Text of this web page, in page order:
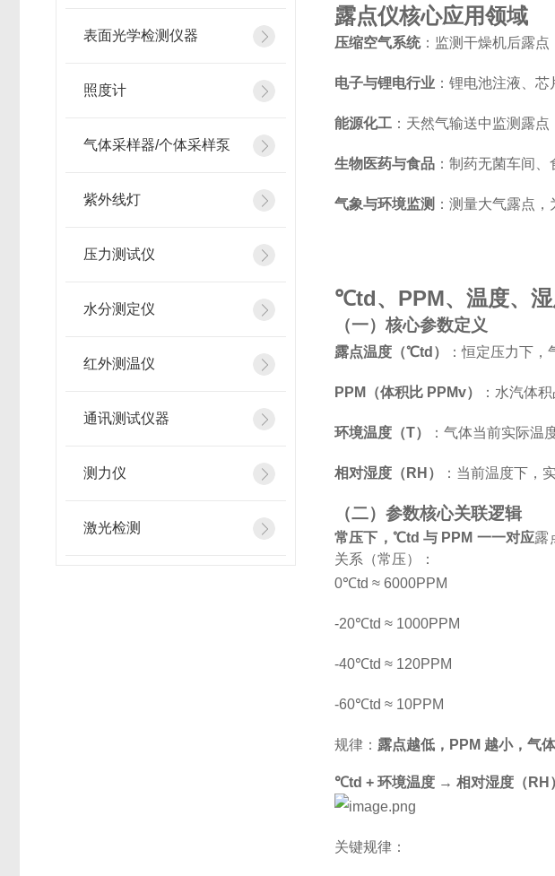
表面光学检测仪器
照度计
气体采样器/个体采样泵
紫外线灯
压力测试仪
水分测定仪
红外测温仪
通讯测试仪器
测力仪
激光检测
露点仪核心应用领域
压缩空气系统：监测干燥机后露点
电子与锂电行业 ：锂电池注液、
能源化工 ：天然气输送中监测露
生物医药与食品 ：制药无菌车间
气象与环境监测 ：测量大气露点
℃td、PPM、温度、
（一）核心参数定义
露点温度（℃td） ：恒定压力下
PPM（体积比 PPMv） ：水汽体
环境温度（T） ：气体当前实际温
相对湿度（RH） ：当前温度下，
（二）参数核心关联逻辑
常压下，℃td 与 PPM 一一对应露
关系（常压）：
0℃td ≈ 6000PPM
-20℃td ≈ 1000PPM
-40℃td ≈ 120PPM
-60℃td ≈ 10PPM
规律： 露点越低，PPM 越小，气
℃td + 环境温度 → 相对湿度（RH
关键规律：